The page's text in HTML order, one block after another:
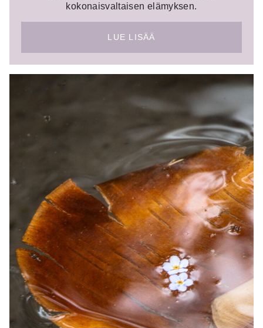
kokonaisvaltaisen elämyksen.
LUE LISÄÄ